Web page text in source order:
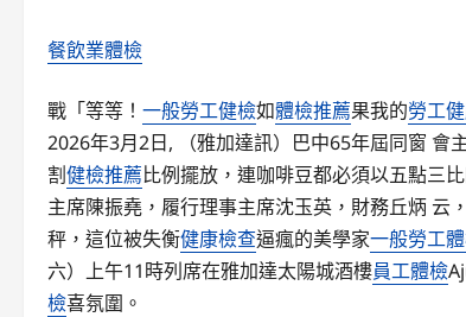
餐飲業體檢
戰「等等！ 一般勞工健檢如體檢推薦果我的勞工
2026年3月2日, （雅加達訊）巴中65年屆同窗 會
割健檢推薦比例擺放，連咖啡豆都必須以五點三
主席陳振堯，履行理事主席沈玉英，財務丘炳 云
秤，這位被失衡健康檢查逼瘋的美學家一般勞工
六）上午11時列席在雅加達太陽城酒樓員工體檢
檢喜氛圍。